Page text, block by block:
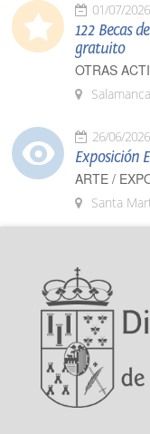
01/07/2026
122 Becas
gratuito
OTRAS
Salamanca
26/06/2026
Exposición
ARTE /
Santa